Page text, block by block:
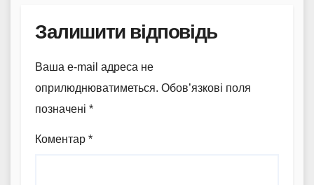
Залишити відповідь
Ваша e-mail адреса не
оприлюднюватиметься. Обов’язкові поля
позначені *
Коментар *